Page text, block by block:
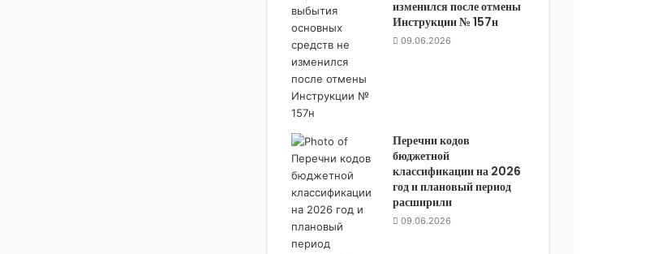
изменился после отмены
Инструкции № 157н
09.06.2026
Перечни кодов
бюджетной
классификации на 2026
год и плановый период
расширили
09.06.2026